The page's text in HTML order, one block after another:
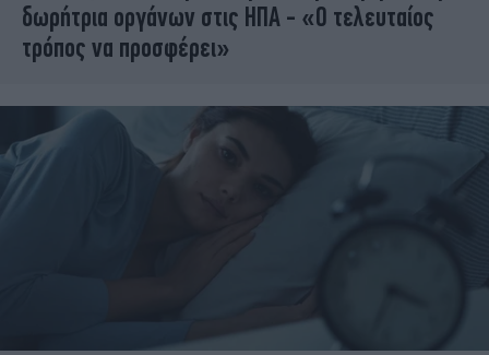
δωρήτρια οργάνων στις ΗΠΑ - «Ο τελευταίος
τρόπος να προσφέρει»